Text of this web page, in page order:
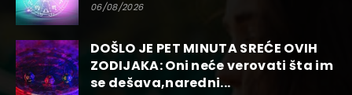
06/08/2026
DOŠLO JE PET MINUTA SREĆE OVIH
ZODIJAKA: Oni neće verovati šta im
se dešava,naredni...